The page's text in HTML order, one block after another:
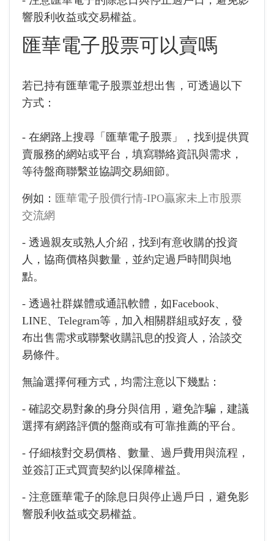
響股利收益或交易權益。
匯華電子股票可以賣嗎
若已持有匯華電子股票並想出售，可透過以下
方式：
- 在網路上搜尋「匯華電子股票」，找到提供買
賣服務的網站或平台，填寫聯絡資訊與需求，
等待盤商聯繫並協調交易細節。
例如： 匯華電子股價行情-IPO贏家未上市股票
交流網
- 透過親友或熟人介紹，找到有意收購的投資
人，協商價格與數量，並約定過戶時間與地
點。
- 透過社群媒體或通訊軟體，如Facebook、
LINE、Telegram等，加入相關群組或好友，發
布出售需求或聯繫收購訊息的投資人，洽談交
易條件。
無論選擇何種方式，均需注意以下幾點：
- 確認交易對象的身分與信用，避免詐騙，建議
選擇有網路評價的盤商或有可靠推薦的平台。
- 仔細核對交易價格、數量、過戶費用與流程，
並簽訂正式買賣契約以保障權益。
- 注意匯華電子的除息日與停止過戶日，避免影
響股利收益或交易權益。